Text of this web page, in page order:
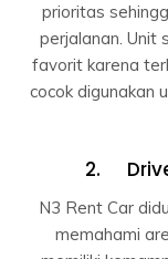
prioritas
perjalanan. Unit
favorit karena
cocok digunakan
2.
N3 Rent Car
memahami